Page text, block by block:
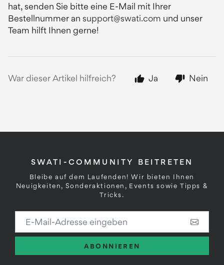
hat, senden Sie bitte eine E-Mail mit Ihrer
Bestellnummer an support@swati.com und unser
Team hilft Ihnen gerne!
War dieser Artikel hilfreich? Ja Nein
SWATI-COMMUNITY BEITRETEN
Bleibe auf dem Laufenden! Wir bieten Ihnen
Neuigkeiten, Sonderaktionen, Events sowie Tipps &
Tricks.
ABONNIEREN